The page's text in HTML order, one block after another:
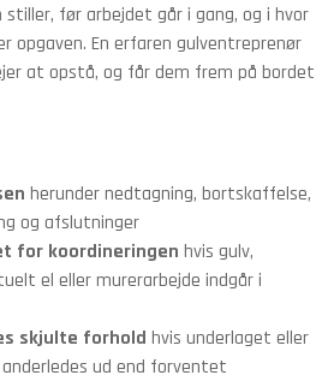
før arbejdet går i gang, og i hvor
opgaven. En erfaren gulventreprenør
at opstå, og får dem frem på bordet
herunder nedtagning, bortskaffelse,
og afslutninger
for koordineringen hvis gulv,
el eller murerarbejde indgår i
skjulte forhold hvis underlaget eller
ud end forventet